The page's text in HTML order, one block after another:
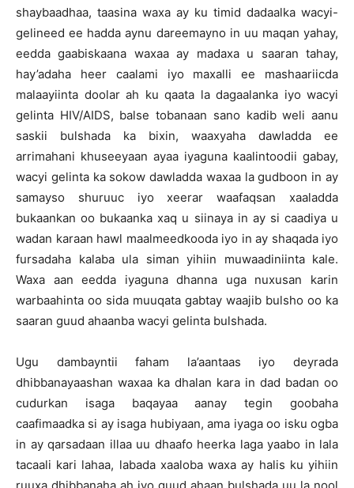
shaybaadhaa, taasina waxa ay ku timid dadaalka wacyi-
gelineed ee hadda aynu dareemayno in uu maqan yahay,
eedda gaabiskaana waxaa ay madaxa u saaran tahay,
hay’adaha heer caalami iyo maxalli ee mashaariicda
malaayiinta doolar ah ku qaata la dagaalanka iyo wacyi
gelinta HIV/AIDS, balse tobanaan sano kadib weli aanu
saskii bulshada ka bixin, waaxyaha dawladda ee
arrimahani khuseeyaan ayaa iyaguna kaalintoodii gabay,
wacyi gelinta ka sokow dawladda waxaa la gudboon in ay
samayso shuruuc iyo xeerar waafaqsan xaaladda
bukaankan oo bukaanka xaq u siinaya in ay si caadiya u
wadan karaan hawl maalmeedkooda iyo in ay shaqada iyo
fursadaha kalaba ula siman yihiin muwaadiniinta kale.
Waxa aan eedda iyaguna dhanna uga nuxusan karin
warbaahinta oo sida muuqata gabtay waajib bulsho oo ka
saaran guud ahaanba wacyi gelinta bulshada.
Ugu dambayntii faham la’aantaas iyo deyrada
dhibbanayaashan waxaa ka dhalan kara in dad badan oo
cudurkan isaga baqayaa aanay tegin goobaha
caafimaadka si ay isaga hubiyaan, ama iyaga oo isku ogba
in ay qarsadaan illaa uu dhaafo heerka laga yaabo in lala
tacaali kari lahaa, labada xaaloba waxa ay halis ku yihiin